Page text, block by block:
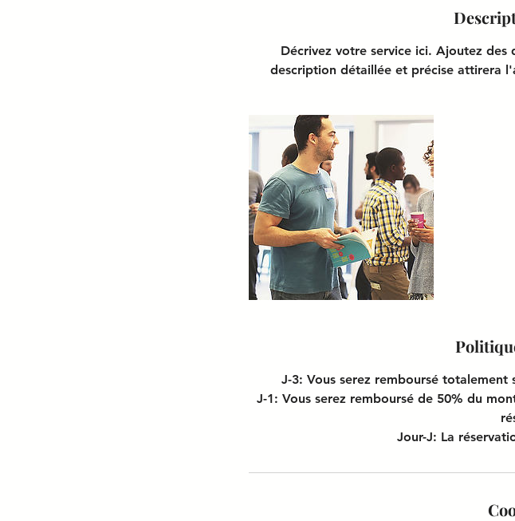
Décrivez votre service ici. Ajoutez
description détaillée et précise attirera
J-3: Vous serez remboursé totalement
J-1: Vous serez remboursé de 50% du
Jour-J: La